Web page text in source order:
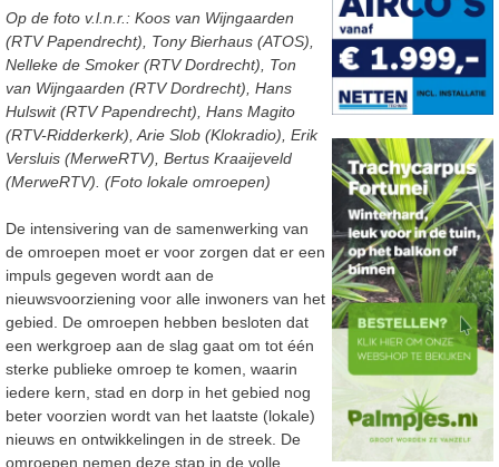
Op de foto v.l.n.r.: Koos van Wijngaarden
(RTV Papendrecht), Tony Bierhaus (ATOS),
Nelleke de Smoker (RTV Dordrecht), Ton
van Wijngaarden (RTV Dordrecht), Hans
Hulswit (RTV Papendrecht), Hans Magito
(RTV-Ridderkerk), Arie Slob (Klokradio), Erik
Versluis (MerweRTV), Bertus Kraaijeveld
(MerweRTV). (Foto lokale omroepen)
De intensivering van de samenwerking van
de omroepen moet er voor zorgen dat er een
impuls gegeven wordt aan de
nieuwsvoorziening voor alle inwoners van het
gebied. De omroepen hebben besloten dat
een werkgroep aan de slag gaat om tot één
sterke publieke omroep te komen, waarin
iedere kern, stad en dorp in het gebied nog
beter voorzien wordt van het laatste (lokale)
nieuws en ontwikkelingen in de streek. De
omroepen nemen deze stap in de volle